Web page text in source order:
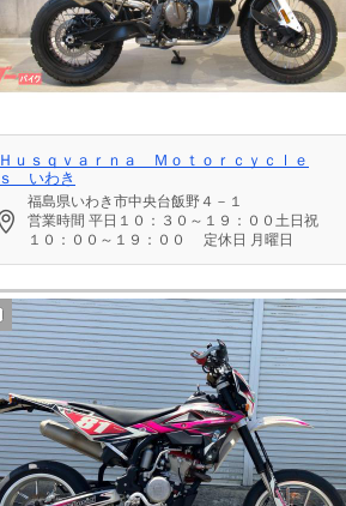
Ｈｕｓｑｖａｒｎａ Ｍｏｔｏｒｃｙｃｌｅ
ｓ いわき
福島県いわき市中央台飯野４－１
営業時間 平日１０：３０～１９：００土日祝
１０：００～１９：００
定休日 月曜日